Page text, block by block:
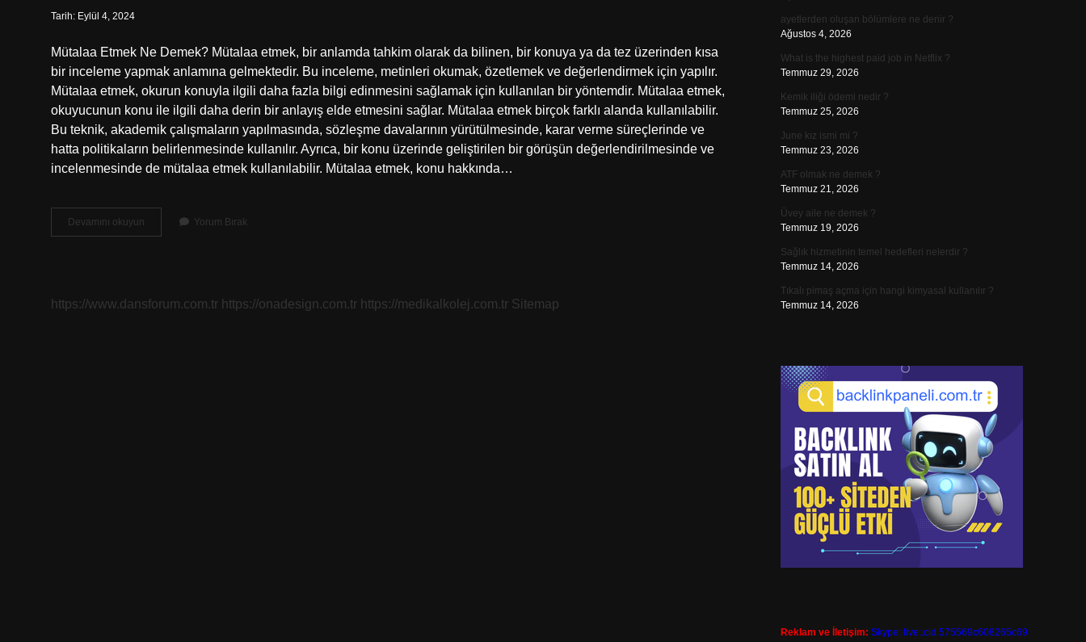
Tarih: Eylül 4, 2024
Mütalaa Etmek Ne Demek? Mütalaa etmek, bir anlamda tahkim olarak da bilinen, bir konuya ya da tez üzerinden kısa
bir inceleme yapmak anlamına gelmektedir. Bu inceleme, metinleri okumak, özetlemek ve değerlendirmek için yapılır.
Mütalaa etmek, okurun konuyla ilgili daha fazla bilgi edinmesini sağlamak için kullanılan bir yöntemdir. Mütalaa etmek,
okuyucunun konu ile ilgili daha derin bir anlayış elde etmesini sağlar. Mütalaa etmek birçok farklı alanda kullanılabilir.
Bu teknik, akademik çalışmaların yapılmasında, sözleşme davalarının yürütülmesinde, karar verme süreçlerinde ve
hatta politikaların belirlenmesinde kullanılır. Ayrıca, bir konu üzerinde geliştirilen bir görüşün değerlendirilmesinde ve
incelenmesinde de mütalaa etmek kullanılabilir. Mütalaa etmek, konu hakkında…
Devamını okuyun
etmek
Yorum Bırak
https://www.dansforum.com.tr https://onadesign.com.tr https://medikalkolej.com.tr Sitemap
ayetlerden oluşan bölümlere ne denir ?
Ağustos 4, 2026
What is the highest paid job in Netflix ?
Temmuz 29, 2026
Kemik iliği ödemi nedir ?
Temmuz 25, 2026
June kız ismi mi ?
Temmuz 23, 2026
ATF olmak ne demek ?
Temmuz 21, 2026
Üvey aile ne demek ?
Temmuz 19, 2026
Sağlık hizmetinin temel hedefleri nelerdir ?
Temmuz 14, 2026
Tıkalı pimaş açma için hangi kimyasal kullanılır ?
Temmuz 14, 2026
Reklam ve İletişim: Skype: live:.cid.575569c608265c69